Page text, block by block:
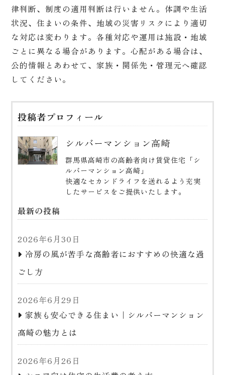
律判断、制度の適用判断は行いません。体調や生活
状況、住まいの条件、地域の災害リスクにより適切
な対応は変わります。各種対応や運用は施設・地域
ごとに異なる場合があります。心配がある場合は、
公的情報とあわせて、家族・関係先・管理元へ確認
してください。
投稿者プロフィール
シルバーマンション高崎
群馬県高崎市の高齢者向け賃貸住宅「シ
ルバーマンション高崎」
快適なセカンドライフを送れるよう充実
したサービスをご提供いたします。
最新の投稿
2026年6月30日
冷房の風が苦手な高齢者におすすめの快適な過
ごし方
2026年6月29日
家族も安心できる住まい｜シルバーマンション
高崎の魅力とは
2026年6月26日